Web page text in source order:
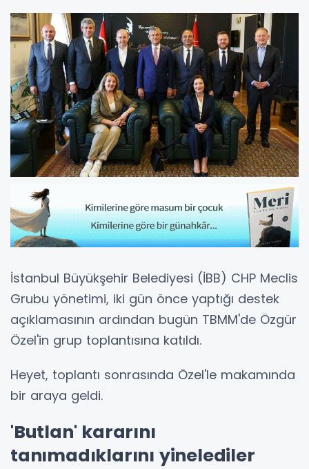
İstanbul Büyükşehir Belediyesi (İBB) CHP Meclis
Grubu yönetimi, iki gün önce yaptığı destek
açıklamasının ardından bugün TBMM'de Özgür
Özel'in grup toplantısına katıldı.
Heyet, toplantı sonrasında Özel'le makamında
bir araya geldi.
'Butlan' kararını
tanımadıklarını yinelediler